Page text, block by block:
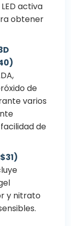
activa
obtener
de
varios
de
y nitrato